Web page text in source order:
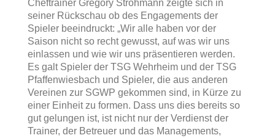
Cheftrainer Gregory Strohmann zeigte sich in
seiner Rückschau ob des Engagements der
Spieler beeindruckt: „Wir alle haben vor der
Saison nicht so recht gewusst, auf was wir uns
einlassen und wie wir uns präsentieren werden.
Es galt Spieler der TSG Wehrheim und der TSG
Pfaffenwiesbach und Spieler, die aus anderen
Vereinen zur SGWP gekommen sind, in Kürze zu
einer Einheit zu formen. Dass uns dies bereits so
gut gelungen ist, ist nicht nur der Verdienst der
Trainer, der Betreuer und das Managements,